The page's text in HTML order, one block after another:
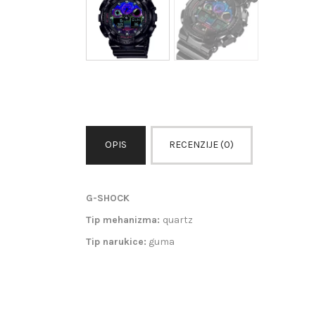
OPIS RECENZIJE (0)
G-SHOCK
Tip mehanizma: quartz
Tip narukice: guma